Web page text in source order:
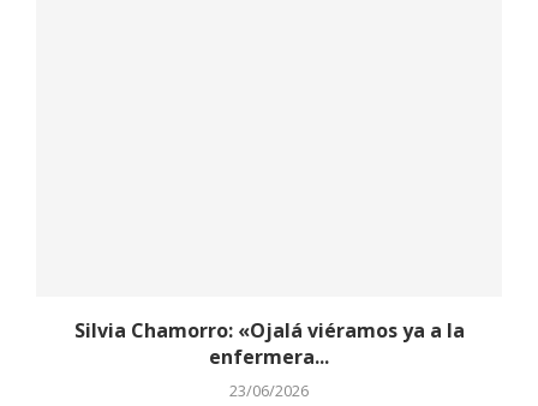
Silvia Chamorro: «Ojalá viéramos ya a la
enfermera...
23/06/2026